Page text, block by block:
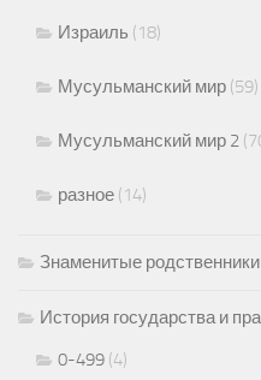
Израиль (18)
Мусульманский мир (59)
Мусульманский мир 2
разное (14)
Знаменитые родственники
История государства и
0-499 (4)